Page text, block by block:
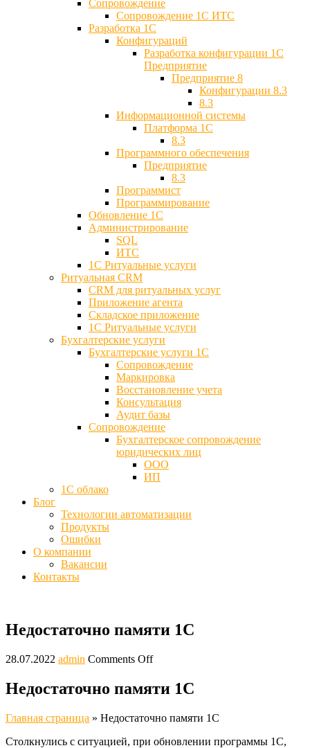
Cопровождение
Cопровождение 1С ИТС
Разработка 1C
Конфигураций
Разработка конфигурации 1С
Предприятие
Предприятие 8
Конфигурации 8.3
8.3
Информационной системы
Платформа 1С
8.3
Программного обеспечения
Предприятие
8.3
Программист
Программирование
Обновление 1С
Администрирование
SQL
ИТС
1С Ритуальные услуги
Ритуальная CRM
CRM для ритуальных услуг
Приложение агента
Складское приложение
1С Ритуальные услуги
Бухгалтерские услуги
Бухгалтерские услуги 1С
Сопровождение
Маркировка
Восстановление учета
Консультация
Аудит базы
Cопровождение
Бухгалтерское сопровождение
юридических лиц
ООО
ИП
1С облако
Блог
Технологии автоматизации
Продукты
Ошибки
О компании
Вакансии
Контакты
Недостаточно памяти 1С
28.07.2022 admin Comments Off
Недостаточно памяти 1С
Главная страница » Недостаточно памяти 1С
Столкнулись с ситуацией, при обновлении программы 1С,